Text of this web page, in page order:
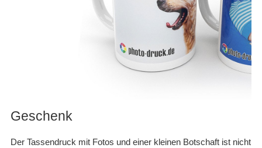
Geschenk
Der Tassendruck mit Fotos und einer kleinen Botschaft ist nicht